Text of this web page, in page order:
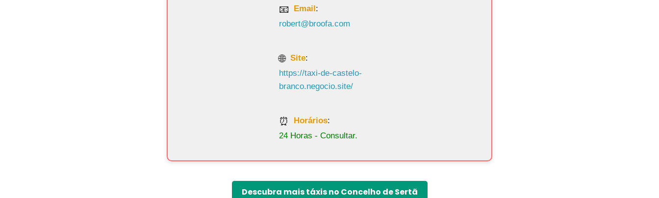
Email :
robert@broofa.com
Site:
https://taxi-de-castelo-
branco.negocio.site/
Horários:
24 Horas - Consultar.
Descubra mais táxis no Concelho de Sertã